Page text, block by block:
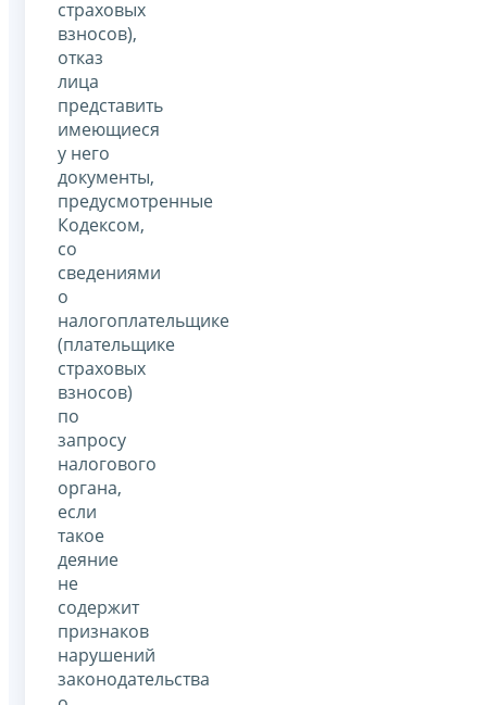
страховых
взносов),
отказ
лица
представить
имеющиеся
у него
документы,
предусмотренные
Кодексом,
со
сведениями
о
налогоплательщике
(плательщике
страховых
взносов)
по
запросу
налогового
органа,
если
такое
деяние
не
содержит
признаков
нарушений
законодательства